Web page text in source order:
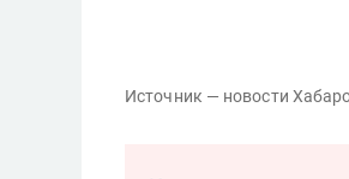
Источник — новости